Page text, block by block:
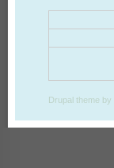
Drupal theme by